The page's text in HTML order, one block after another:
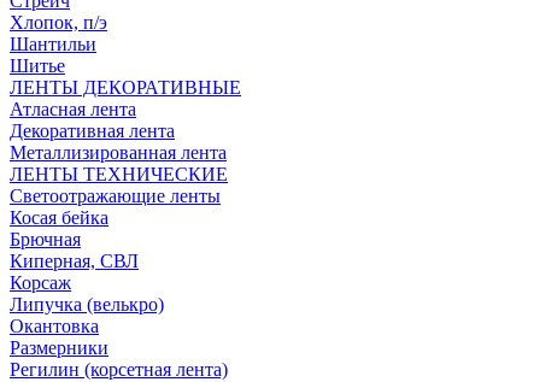
Хлопок, п/э
Шантильи
Шитье
ЛЕНТЫ ДЕКОРАТИВНЫЕ
Атласная лента
Декоративная лента
Металлизированная лента
ЛЕНТЫ ТЕХНИЧЕСКИЕ
Светоотражающие ленты
Косая бейка
Брючная
Киперная, СВЛ
Корсаж
Липучка (велькро)
Окантовка
Размерники
Регилин (корсетная лента)